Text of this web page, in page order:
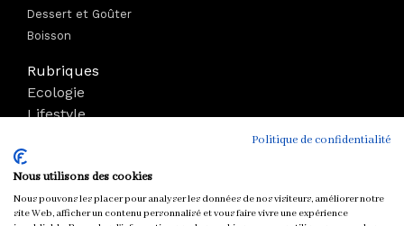
Dessert et Goûter
Boisson
Rubriques
Ecologie
Lifestyle
Mode
Boutique
Parutions
Politique de confidentialité
Nous utilisons des cookies
Nous pouvons les placer pour analyser les données de nos visiteurs, améliorer notre
site Web, afficher un contenu personnalisé et vous faire vivre une expérience